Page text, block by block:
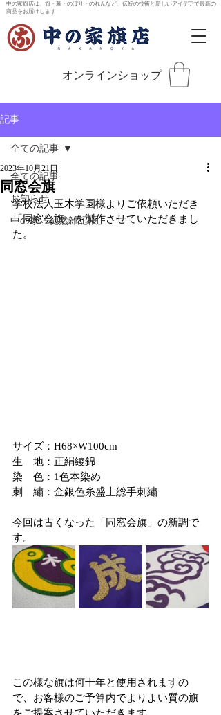
中の家旗店は、旗・幕・のぼり・のれんなど、伝統の技術と新しいアイデアで最高の
商品をお届けします
オンラインショップ
記事
全ての記事
お知らせ
中の家「徒然雑記帳」
全ての記事
同窓会旗
2023年10月21日
学校法人玉木学園様よりご依頼いただき
「同窓会旗」を製作させていただきまし
た。
サイズ：H68×W100cm
生　地：正絹綾錦
染　色：1色本染め
刺　繍：金銀色糸盛上総手刺繍
今回は古くなった「同窓会旗」の新調で
す。
この様な旗は何十年と使用されますの
で、お客様のご予算内でよりよい質の旗